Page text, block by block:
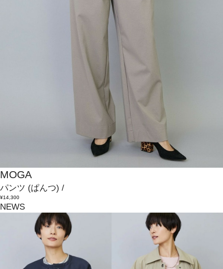
MOGA
パンツ (ぱんつ) /
¥14,300
NEWS